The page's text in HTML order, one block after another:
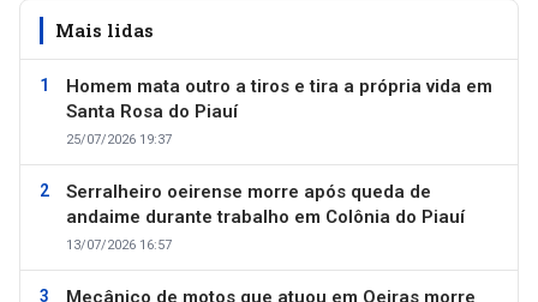
Mais lidas
Homem mata outro a tiros e tira a própria vida em
Santa Rosa do Piauí
25/07/2026 19:37
Serralheiro oeirense morre após queda de
andaime durante trabalho em Colônia do Piauí
13/07/2026 16:57
Mecânico de motos que atuou em Oeiras morre